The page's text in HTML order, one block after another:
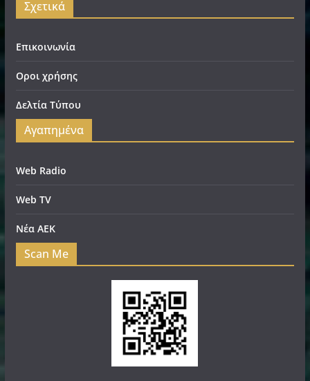
Σχετικά
Επικοινωνία
Οροι χρήσης
Δελτία Τύπου
Αγαπημένα
Web Radio
Web TV
Νέα ΑΕΚ
Scan Me